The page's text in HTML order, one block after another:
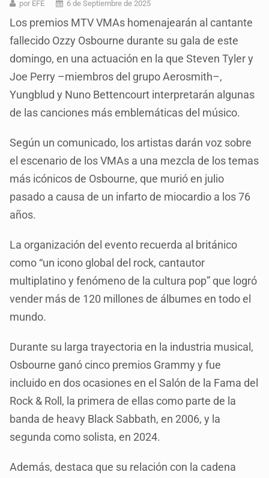
por EFE 6 de Septiembre de 2025
Los premios MTV VMAs homenajearán al cantante
fallecido Ozzy Osbourne durante su gala de este
domingo, en una actuación en la que Steven Tyler y
Joe Perry –miembros del grupo Aerosmith–,
Yungblud y Nuno Bettencourt interpretarán algunas
de las canciones más emblemáticas del músico.
Según un comunicado, los artistas darán voz sobre
el escenario de los VMAs a una mezcla de los temas
más icónicos de Osbourne, que murió en julio
pasado a causa de un infarto de miocardio a los 76
años.
La organización del evento recuerda al británico
como “un icono global del rock, cantautor
multiplatino y fenómeno de la cultura pop” que logró
vender más de 120 millones de álbumes en todo el
mundo.
Durante su larga trayectoria en la industria musical,
Osbourne ganó cinco premios Grammy y fue
incluido en dos ocasiones en el Salón de la Fama del
Rock & Roll, la primera de ellas como parte de la
banda de heavy Black Sabbath, en 2006, y la
segunda como solista, en 2024.
Además, destaca que su relación con la cadena